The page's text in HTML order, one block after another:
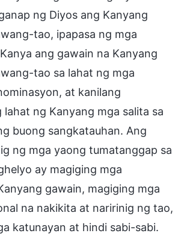
ng Diyos ang Kanyang
tao, ipapasa ng mga
ang gawain na Kanyang
tao sa lahat ng mga
at kanilang
lahat ng Kanyang mga salita sa
buong sangkatauhan. Ang
ng mga yaong tumatanggap sa
ay magiging mga
gawain, magiging mga
na nakikita at naririnig ng tao,
katunayan at hindi sabi-sabi.